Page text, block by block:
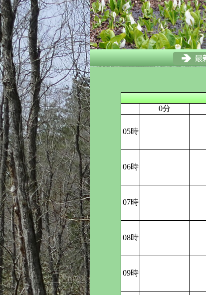
0分
05時
06時
07時
08時
09時